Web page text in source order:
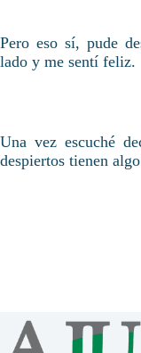
Pero eso sí, pude
lado y me sentí feliz.
Una vez escuché
despiertos tienen